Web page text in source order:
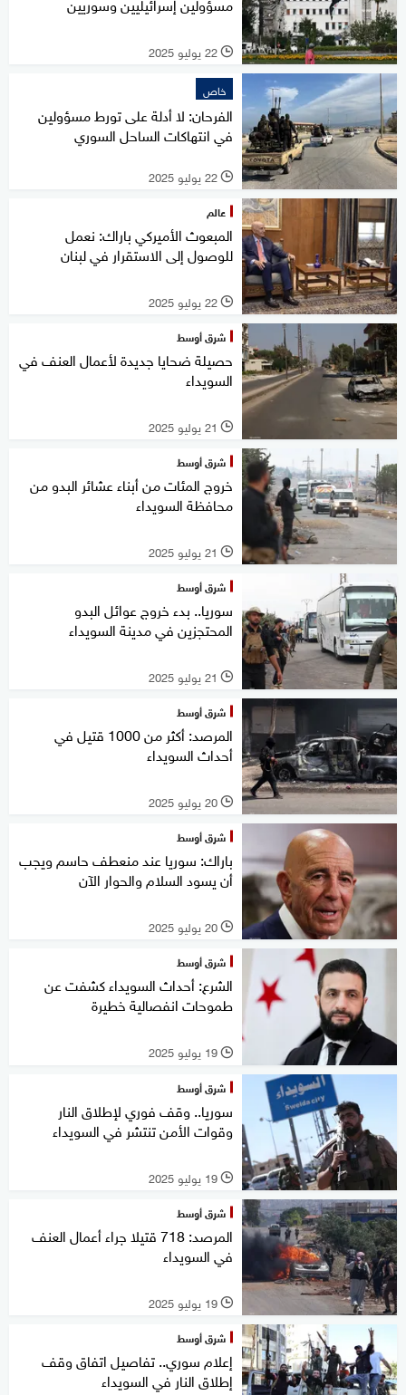
l 22 يوليو 2025
خاص
الفرحان: لا أدلة على تورط مسؤولين
في انتهاكات الساحل السوري
l 22 يوليو 2025
عالم
المبعوث الأميركي باراك: نعمل
للوصول إلى الاستقرار في لبنان
l 22 يوليو 2025
شرق أوسط
حصيلة ضحايا جديدة لأعمال العنف في
السويداء
l 21 يوليو 2025
شرق أوسط
خروج المئات من أبناء عشائر البدو من
محافظة السويداء
l 21 يوليو 2025
شرق أوسط
سوريا.. بدء خروج عوائل البدو
المحتجزين في مدينة السويداء
l 21 يوليو 2025
شرق أوسط
المرصد: أكثر من 1000 قتيل في
أحداث السويداء
l 20 يوليو 2025
شرق أوسط
باراك: سوريا عند منعطف حاسم ويجب
أن يسود السلام والحوار الآن
l 20 يوليو 2025
شرق أوسط
الشرع: أحداث السويداء كشفت عن
طموحات انفصالية خطيرة
l 19 يوليو 2025
شرق أوسط
سوريا.. وقف فوري لإطلاق النار
وقوات الأمن تنتشر في السويداء
l 19 يوليو 2025
شرق أوسط
المرصد: 718 قتيلا جراء أعمال العنف
في السويداء
l 19 يوليو 2025
شرق أوسط
إعلام سوري.. تفاصيل اتفاق وقف
إطلاق النار في السويداء